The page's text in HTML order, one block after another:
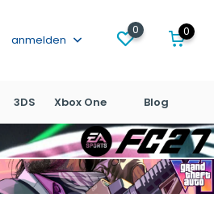
anmelden
0 0
3DS Xbox One Blog